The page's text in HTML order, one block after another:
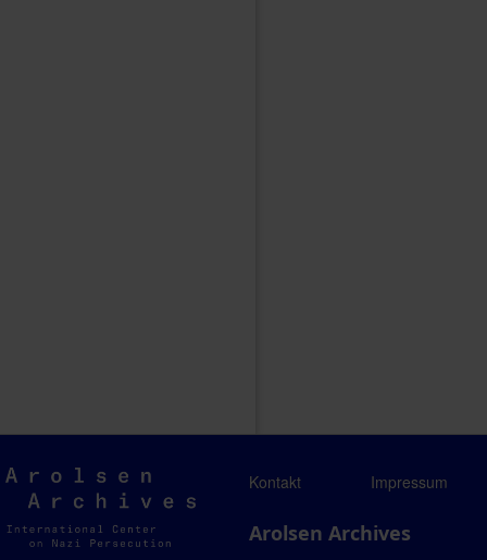
Arolsen
Archives
Kontakt Impressum
Arolsen Archives